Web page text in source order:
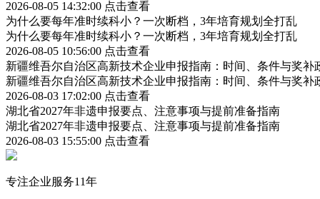
2026-08-05 14:32:00 点击查看
为什么要每年准时续科小？一次断档，3年培育规划全打乱
为什么要每年准时续科小？一次断档，3年培育规划全打乱
2026-08-05 10:56:00 点击查看
新疆维吾尔自治区高新技术企业申报指南：时间、条件与奖补
新疆维吾尔自治区高新技术企业申报指南：时间、条件与奖补
2026-08-03 17:02:00 点击查看
湖北省2027年非遗申报要点、注意事项与提前准备指南
湖北省2027年非遗申报要点、注意事项与提前准备指南
2026-08-03 15:55:00 点击查看
专注企业服务11年